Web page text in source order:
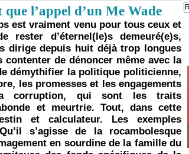
l’appel d’un Me Wade
est vraiment venu pour tous ceux et
d’éternel(le)s demeuré(e)s,
dirige depuis huit déjà trop longues
de dénoncer même avec la
démythifier la politique politicienne,
les promesses et les engagements
corruption, qui sont les traits
et meurtrie. Tout, dans cette
et calculateur. Les exemples
s’agisse de la rocambolesque
en sourdine de la famille du